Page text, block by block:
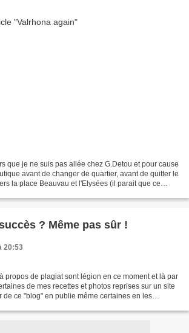
que je ne suis pas allée chez G.Detou et pour cause
avant de changer de quartier, avant de quitter le
la place Beauvau et l'Elysées (il parait que ce
? Même pas sûr !
20:53
propos de plagiat sont légion en ce moment et là par
de mes recettes et photos reprises sur un site
de ce "blog" en publie même certaines en les